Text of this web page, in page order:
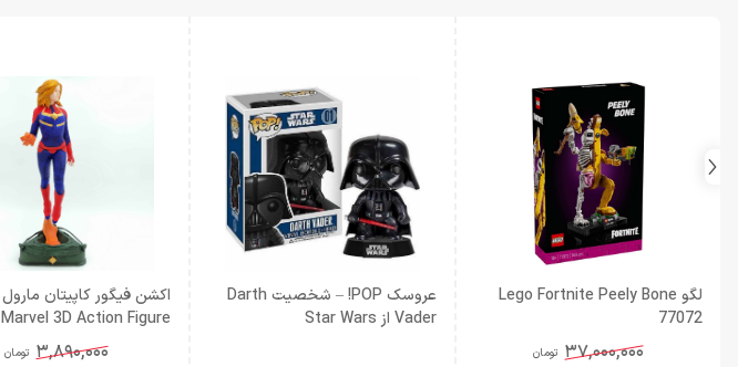
لگو Lego Fortnite Peely Bone
77072
37,000,000 تومان
عروسک POP! – شخصیت Darth
Vader از Star Wars
Marvel 3D Action Figure
3,890,000 تومان